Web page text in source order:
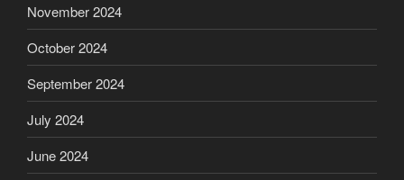
November 2024
October 2024
September 2024
July 2024
June 2024